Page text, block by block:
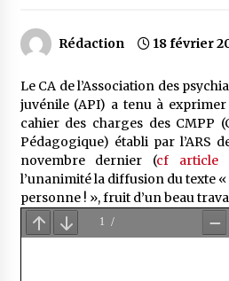
Rédaction 18 février
Le CA de l’Association des
juvénile (API) a tenu à
cahier des charges des CMPP
Pédagogique) établi par l’ARS
novembre dernier (cf article
l’unanimité la diffusion du texte «
personne ! », fruit d’un beau